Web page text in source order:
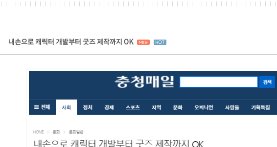
내손으로 캐릭터 개발부터 굿즈 제작까지 OK